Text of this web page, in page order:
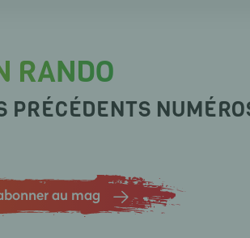
RANDO
PRÉCÉDENTS
au mag